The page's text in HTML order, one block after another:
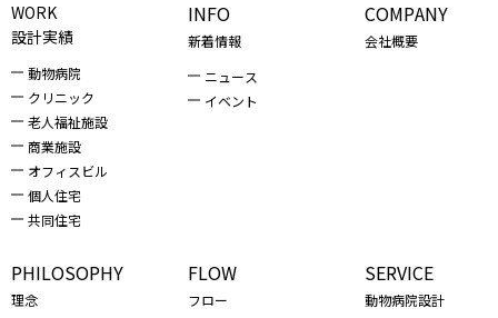
WORK
設計実績
動物病院
クリニック
老人福祉施設
商業施設
オフィスビル
個人住宅
共同住宅
INFO
新着情報
ニュース
イベント
COMPANY
会社概要
PHILOSOPHY
理念
FLOW
フロー
SERVICE
動物病院設計